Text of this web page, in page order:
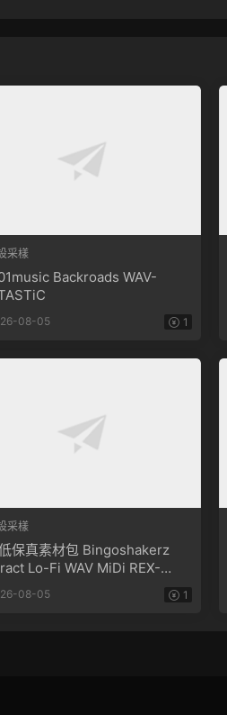
采樣
Backroads WAV-
08-05 1
采樣
保真素材包 Bingoshakerz
Lo-Fi WAV MiDi REX-
08-05 1